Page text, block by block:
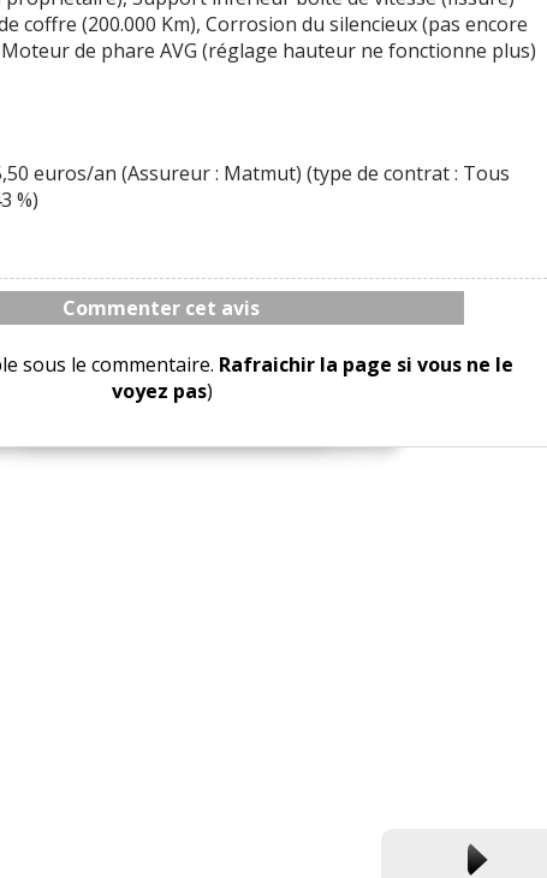
coffre (200.000 Km), Corrosion du silencieux (pas encore
de phare AVG (réglage hauteur ne fonctionne plus)
euros/an (Assureur : Matmut) (type de contrat : Tous
%)
Commenter cet avis
sous le commentaire. Rafraichir la page si vous ne le
voyez pas)